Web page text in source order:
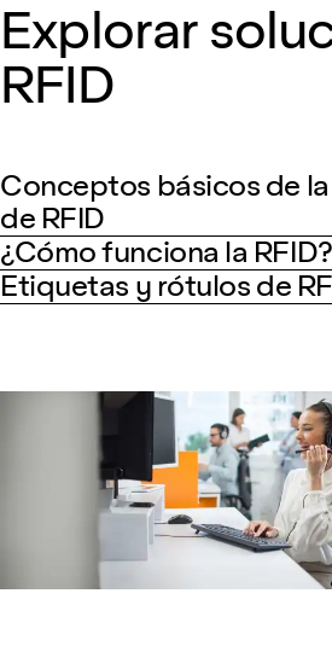
Explorar
RFID
Conceptos básicos de
de RFID
¿Cómo funciona la RFID?
Etiquetas y rótulos de